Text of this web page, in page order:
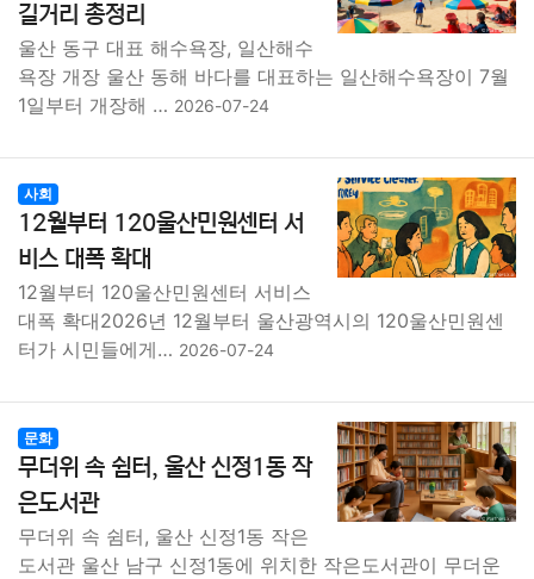
길거리 총정리
울산 동구 대표 해수욕장, 일산해수
욕장 개장 울산 동해 바다를 대표하는 일산해수욕장이 7월
1일부터 개장해 … 2026-07-24
사회
12월부터 120울산민원센터 서
비스 대폭 확대
12월부터 120울산민원센터 서비스
대폭 확대2026년 12월부터 울산광역시의 120울산민원센
터가 시민들에게… 2026-07-24
문화
무더위 속 쉼터, 울산 신정1동 작
은도서관
무더위 속 쉼터, 울산 신정1동 작은
도서관 울산 남구 신정1동에 위치한 작은도서관이 무더운